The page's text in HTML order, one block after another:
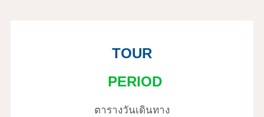
TOUR
PERIOD
ตารางวันเดินทาง